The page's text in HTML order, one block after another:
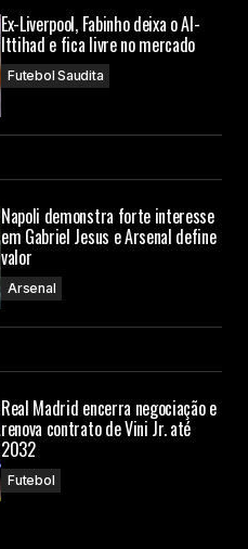
Ex-Liverpool, Fabinho deixa o Al-
Ittihad e fica livre no mercado
Futebol Saudita
Napoli demonstra forte interesse
em Gabriel Jesus e Arsenal define
valor
Arsenal
Real Madrid encerra negociação e
renova contrato de Vini Jr. até
2032
Futebol